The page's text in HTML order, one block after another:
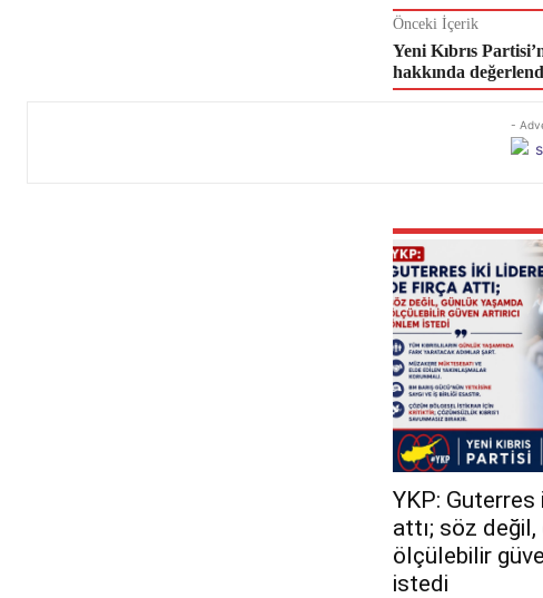
Önceki İçerik
Yeni Kıbrıs
hakkında
-
YKP: Guterres
attı; söz
ölçülebilir
istedi